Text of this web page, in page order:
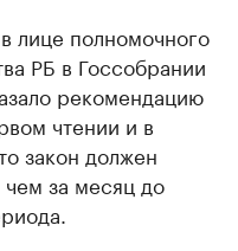
лице полномочного
РБ в Госсобрании
рекомендацию
чтении и в
закон должен
чем за месяц до